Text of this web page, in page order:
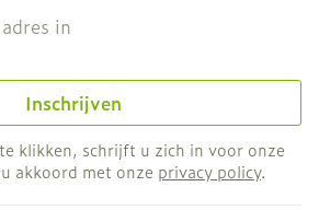
Inschrijven
klikken, schrijft u zich in voor onze
akkoord met onze privacy policy.